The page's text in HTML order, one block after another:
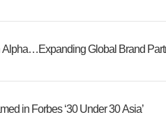
Alpha…Expanding Global Brand
in Forbes ‘30 Under 30 Asia’